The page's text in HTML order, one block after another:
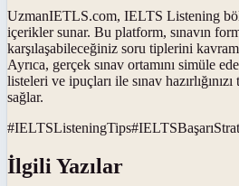
UzmanIETLS.com, IELTS Listening
içerikler sunar. Bu platform, sınavın
karşılaşabileceğiniz soru tiplerini
Ayrıca, gerçek sınav ortamını simüle
listeleri ve ipuçları ile sınav
sağlar.
#IELTSListeningTips#
İlgili Yazılar